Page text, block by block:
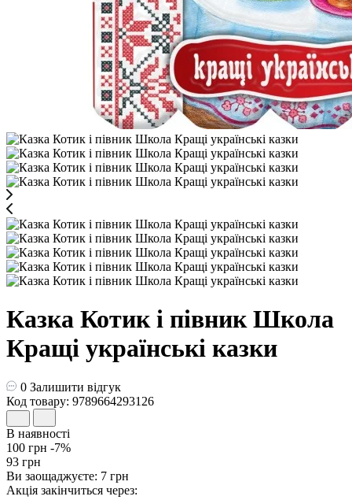
Казка Котик і півник Школа
Кращі українські казки
0 Залишити відгук
Код товару: 9789664293126
В наявності
100 грн -7%
93 грн
Ви заощаджуєте: 7 грн
Акція закінчиться через: